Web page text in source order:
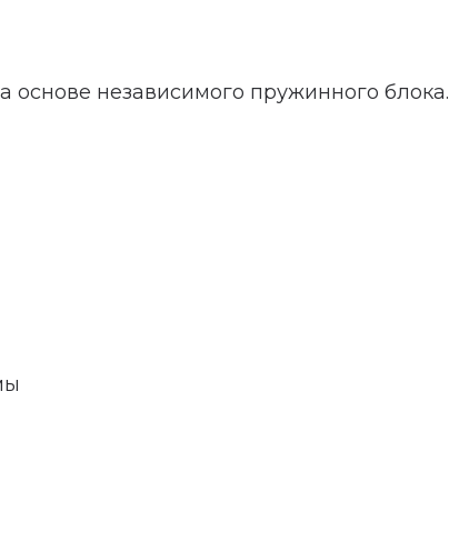
основе независимого пружинного блока.